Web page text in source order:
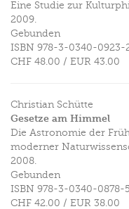
Eine Studie zur
2009.
Gebunden
ISBN 978-3-0340-0923-
CHF 48.00 / EUR 43.00
Christian Schütte
Gesetze am Himmel
Die Astronomie der
moderner
2008.
Gebunden
ISBN 978-3-0340-0878-5
CHF 42.00 / EUR 38.00